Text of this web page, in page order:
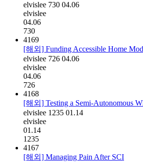
elvislee 730 04.06
elvislee
04.06
730
4169
[해외] Funding Accessible Home
elvislee 726 04.06
elvislee
04.06
726
4168
[해외] Testing a Semi-Autonomous
elvislee 1235 01.14
elvislee
01.14
1235
4167
[해외] Managing Pain After SCI